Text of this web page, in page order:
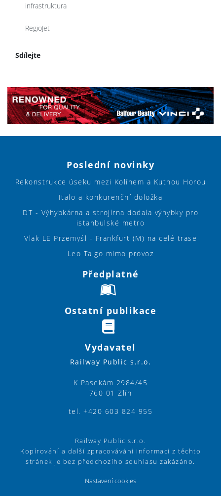
infrastruktura
RegioJet
Sdílejte
Poslední novinky
Rekonstrukce úseku mezi Kolínem a Kutnou Horou
Italo a konkurenční doložka
DT - Výhybkárna a strojírna dodala výhybky pro
istanbulské metro
Vlak LE Przemyśl - Frankfurt (M) na celé trase
Leo Talgo mimo provoz
Předplatné
Ostatní publikace
Vydavatel
Railway Public s.r.o.
K Pasekám 2984/45
760 01 Zlín
tel. +420 603 824 955
Railway Public s.r.o.
Kopírování a další zpracovávání informací z těchto
stránek je bez předchozího souhlasu zakázáno.
Nastavení cookies